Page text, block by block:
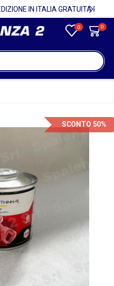
🎁 SPEDIZIONE IN ITALIA GRATUITA PER ORDINI SUPERIORI A 750€ + IVA 🎁
0 0
SCONTO 50%